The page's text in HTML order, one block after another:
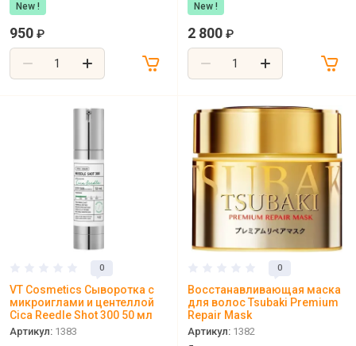
New !
950 ₽
New !
2 800 ₽
0
VT Cosmetics Сыворотка с
микроиглами и центеллой
Cica Reedle Shot 300 50 мл
Артикул: 1383
0
Восстанавливающая маска
для волос Tsubaki Premium
Repair Mask
Артикул: 1382